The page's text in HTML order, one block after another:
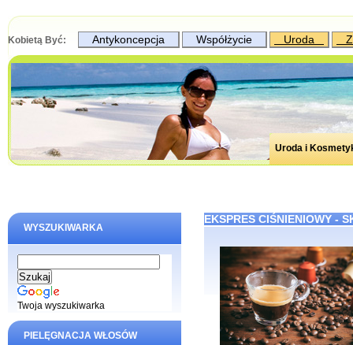
Kobietą Być: Antykoncepcja Współżycie Uroda
Uroda i
WYSZUKIWARKA
Twoja wyszukiwarka
PIELĘGNACJA WŁOSÓW
EKSPRES CIŚNIENIOWY -